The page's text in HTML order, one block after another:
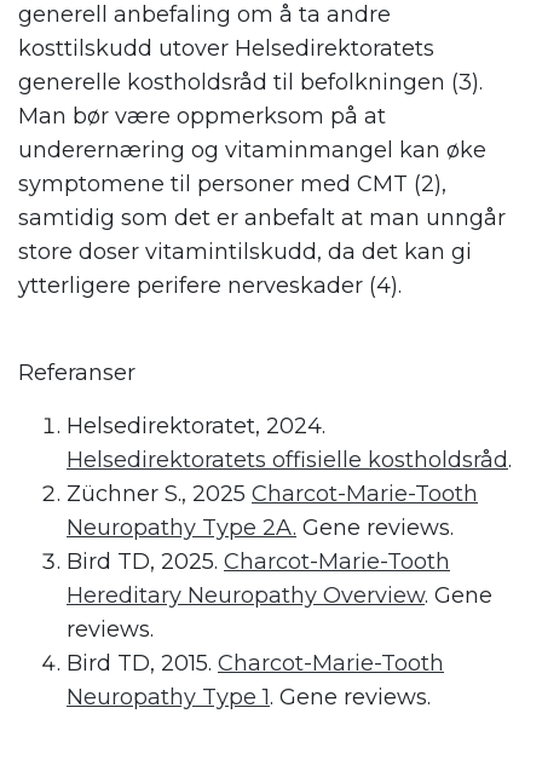
generell anbefaling om å ta andre
kosttilskudd utover Helsedirektoratets
generelle kostholdsråd til befolkningen (3).
Man bør være oppmerksom på at
underernæring og vitaminmangel kan øke
symptomene til personer med CMT (2),
samtidig som det er anbefalt at man unngår
store doser vitamintilskudd, da det kan gi
ytterligere perifere nerveskader (4).
Referanser
Helsedirektoratet, 2024.
Helsedirektoratets offisielle kostholdsråd.
Züchner S., 2025 Charcot-Marie-Tooth
Neuropathy Type 2A. Gene reviews.
Bird TD, 2025. Charcot-Marie-Tooth
Hereditary Neuropathy Overview. Gene
reviews.
Bird TD, 2015. Charcot-Marie-Tooth
Neuropathy Type 1. Gene reviews.